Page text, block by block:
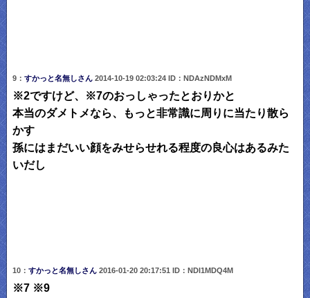
9： すかっと名無しさん 2014-10-19 02:03:24 ID：NDAzNDMxM
※2ですけど、※7のおっしゃったとおりかと
本当のダメトメなら、もっと非常識に周りに当たり散ら
かす
孫にはまだいい顔をみせらせれる程度の良心はあるみた
いだし
10： すかっと名無しさん 2016-01-20 20:17:51 ID：NDI1MDQ4M
※7 ※9